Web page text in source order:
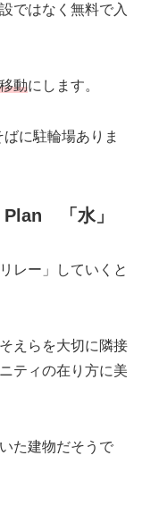
ではなく無料で入
動にします。
に駐輪場ありま
「水」
レー」していくと
えらを大切に隣接
ティの在り方に美
た建物だそうで